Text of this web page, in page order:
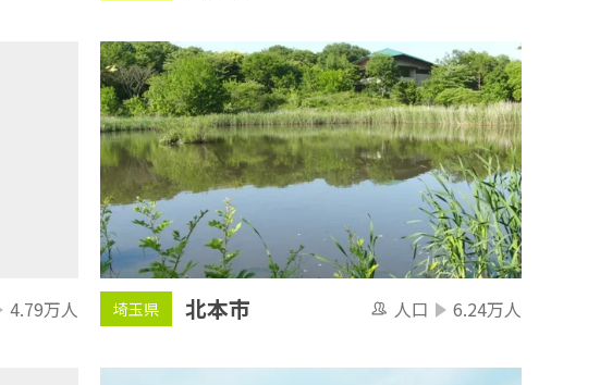
4.79万人 埼玉県 北本市 人口 6.24万人